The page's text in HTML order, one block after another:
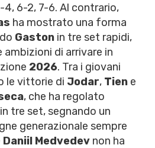
6-2, 7-6. Al contrario,
ha mostrato una forma
Gaston in tre set rapidi,
di arrivare in
2026. Tra i giovani
le vittorie di Jodar, Tien e
, che ha regolato
in tre set, segnando un
generazionale sempre
Daniil Medvedev non ha